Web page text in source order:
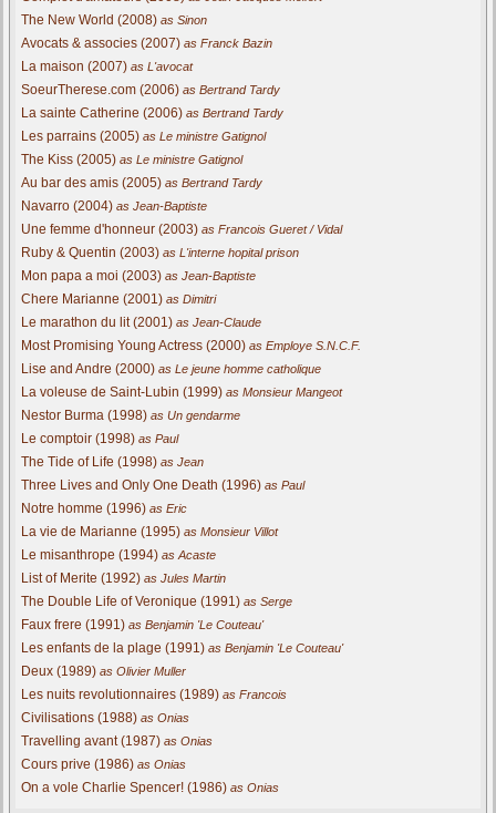
The New World (2008) as Sinon
Avocats & associes (2007) as Franck Bazin
La maison (2007) as L'avocat
SoeurTherese.com (2006) as Bertrand Tardy
La sainte Catherine (2006) as Bertrand Tardy
Les parrains (2005) as Le ministre Gatignol
The Kiss (2005) as Le ministre Gatignol
Au bar des amis (2005) as Bertrand Tardy
Navarro (2004) as Jean-Baptiste
Une femme d'honneur (2003) as Francois Gueret / Vidal
Ruby & Quentin (2003) as L'interne hopital prison
Mon papa a moi (2003) as Jean-Baptiste
Chere Marianne (2001) as Dimitri
Le marathon du lit (2001) as Jean-Claude
Most Promising Young Actress (2000) as Employe S.N.C.F.
Lise and Andre (2000) as Le jeune homme catholique
La voleuse de Saint-Lubin (1999) as Monsieur Mangeot
Nestor Burma (1998) as Un gendarme
Le comptoir (1998) as Paul
The Tide of Life (1998) as Jean
Three Lives and Only One Death (1996) as Paul
Notre homme (1996) as Eric
La vie de Marianne (1995) as Monsieur Villot
Le misanthrope (1994) as Acaste
List of Merite (1992) as Jules Martin
The Double Life of Veronique (1991) as Serge
Faux frere (1991) as Benjamin 'Le Couteau'
Les enfants de la plage (1991) as Benjamin 'Le Couteau'
Deux (1989) as Olivier Muller
Les nuits revolutionnaires (1989) as Francois
Civilisations (1988) as Onias
Travelling avant (1987) as Onias
Cours prive (1986) as Onias
On a vole Charlie Spencer! (1986) as Onias